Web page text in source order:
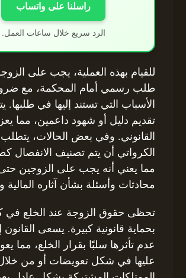
راسلنا على واتساب
الرد سريع خلال ساعات العمل.
للقيام بهذه العملية، يجب على
طلب رسمي أمام المحكمة، مع
الأسباب التي تستند إليها في
تقديم دليل أو شهود داعمين، مما
القانوني. وفي بعض الحالات، يتطلب
الكرواتي أن يتم تصنيف الانفصال
مما يعني أنه يجب على الزوجين
محادثات وأسئلة بشأن آثاره المالية
تحظى حقوق الزوجة عند الخلع في
بحماية قانونية كبيرة. يسعى
عدم تأثرها سلبًا بقرار الخلع، مما
عليها في شكل تعويضات أو من